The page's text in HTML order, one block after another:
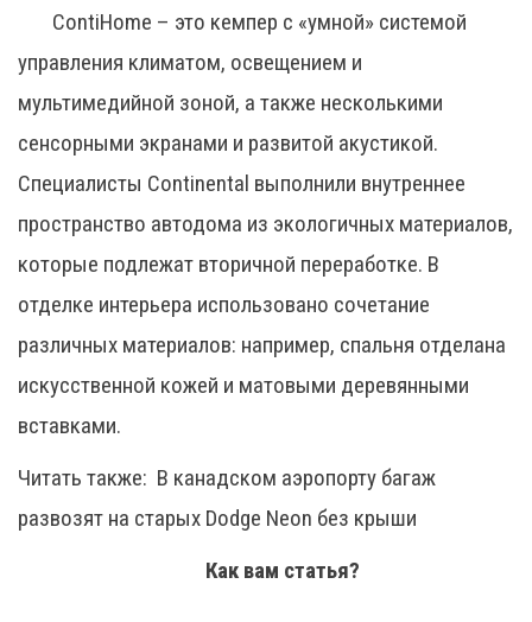
ContiHome – это кемпер с «умной» системой
управления климатом, освещением и
мультимедийной зоной, а также несколькими
сенсорными экранами и развитой акустикой.
Специалисты Continental выполнили внутреннее
пространство автодома из экологичных материалов,
которые подлежат вторичной переработке. В
отделке интерьера использовано сочетание
различных материалов: например, спальня отделана
искусственной кожей и матовыми деревянными
вставками.
Читать также: В канадском аэропорту багаж
развозят на старых Dodge Neon без крыши
Как вам статья?